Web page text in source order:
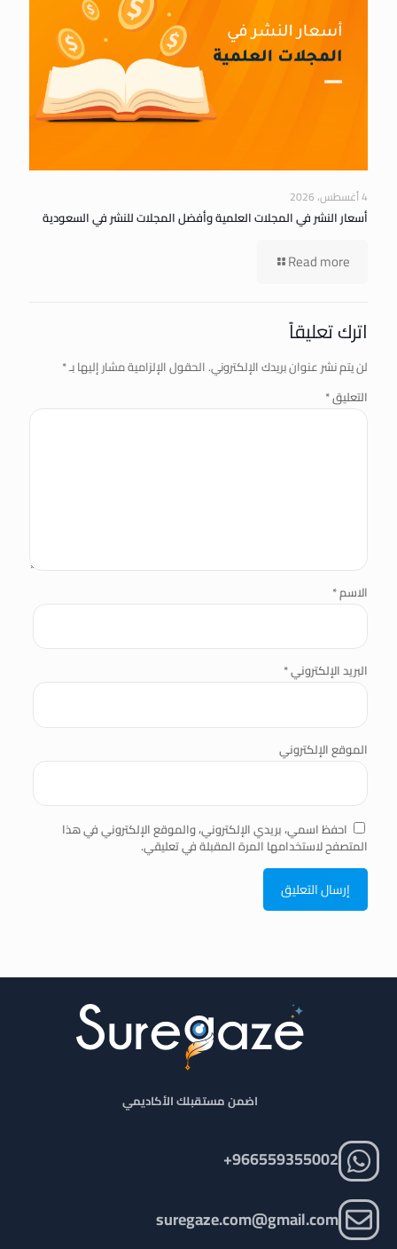
4 أغسطس، 2026
أسعار النشر في المجلات العلمية وأفضل المجلات للنشر في السعودية
Read more
اترك تعليقاً
لن يتم نشر عنوان بريدك الإلكتروني. الحقول الإلزامية مشار إليها بـ*
التعليق*
الاسم*
البريد الإلكتروني*
الموقع الإلكتروني
احفظ اسمي، بريدي الإلكتروني، والموقع الإلكتروني في هذا
المتصفح لاستخدامها المرة المقبلة في تعليقي.
اضمن مستقبلك الأكاديمي
966559355002+
suregaze.com@gmail.com